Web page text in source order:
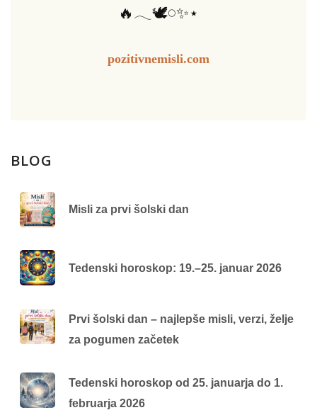
🔥𓂃🕊️𓏸✨⋆
pozitivnemisli.com
BLOG
Misli za prvi šolski dan
Tedenski horoskop: 19.–25. januar 2026
Prvi šolski dan – najlepše misli, verzi, želje
za pogumen začetek
Tedenski horoskop od 25. januarja do 1.
februarja 2026